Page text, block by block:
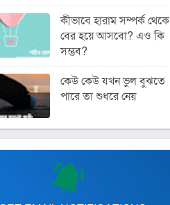
কীভাবে হারাম সম্পর্ক থেকে
বের হয়ে আসবো? এও কি
সম্ভব?
কেউ কেউ যখন ভুল বুঝতে
পারে তা শুধরে নেয়